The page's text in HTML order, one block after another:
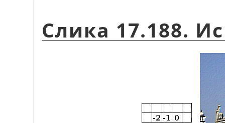
Слика 17.188.